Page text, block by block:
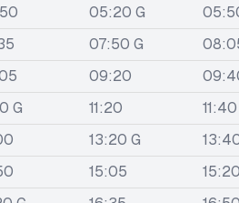
05:20 G
07:50 G
09:20
G
11:20 11:40
13:20 G
15:05